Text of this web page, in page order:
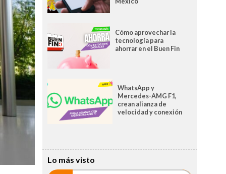
Cómo aprovechar la
tecnología para
ahorrar en el Buen Fin
WhatsApp y
Mercedes-AMG F1,
crean alianza de
velocidad y conexión
Lo más visto